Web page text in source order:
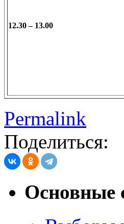
12.30 – 13.00
Permalink
Поделиться:
Основные